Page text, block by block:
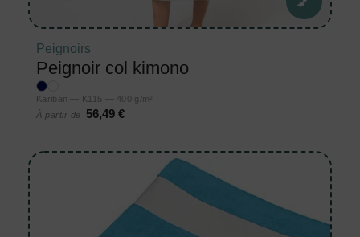
Peignoirs
Peignoir col kimono
Kariban — K115 — 400 g/m²
À partir de
56,49 €